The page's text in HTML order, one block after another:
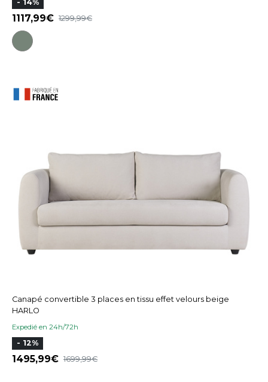
- 14%
1117,99 1299,99
Canapé convertible 3 places en tissu effet velours beige
HARLO
Expedié en 24h/72h
- 12%
1495,99 1699,99